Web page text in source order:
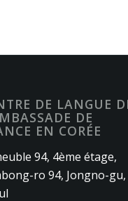
DE LANGUE
DE
EN CORÉE
94, 4ème étage,
ro 94, Jongno-gu,